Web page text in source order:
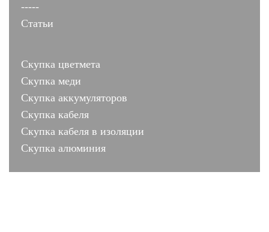
-----
Статьи
Скупка цветмета
Скупка меди
Скупка аккумуляторов
Скупка кабеля
Скупка кабеля в изоляции
Скупка алюминия